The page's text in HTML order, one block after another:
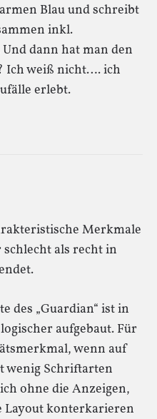
Blau und schreibt
inkl.
dann hat man den
Ich weiß nicht…. ich
erlebt.
Merkmale
als recht in
des „Guardian“ ist in
aufgebaut. Für
wenn auf
wenig Schriftarten
ohne die Anzeigen,
Layout konterkarieren